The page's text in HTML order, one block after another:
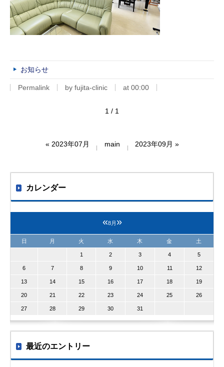
お知らせ
Permalink by fujita-clinic at 00:00
1 / 1
« 2023年07月 main 2023年09月 »
カレンダー
«8月 »
日 月 火 水 木 金 土
1 2 3 4 5
6 7 8 9 10 11 12
13 14 15 16 17 18 19
20 21 22 23 24 25 26
27 28 29 30 31
最近のエントリー